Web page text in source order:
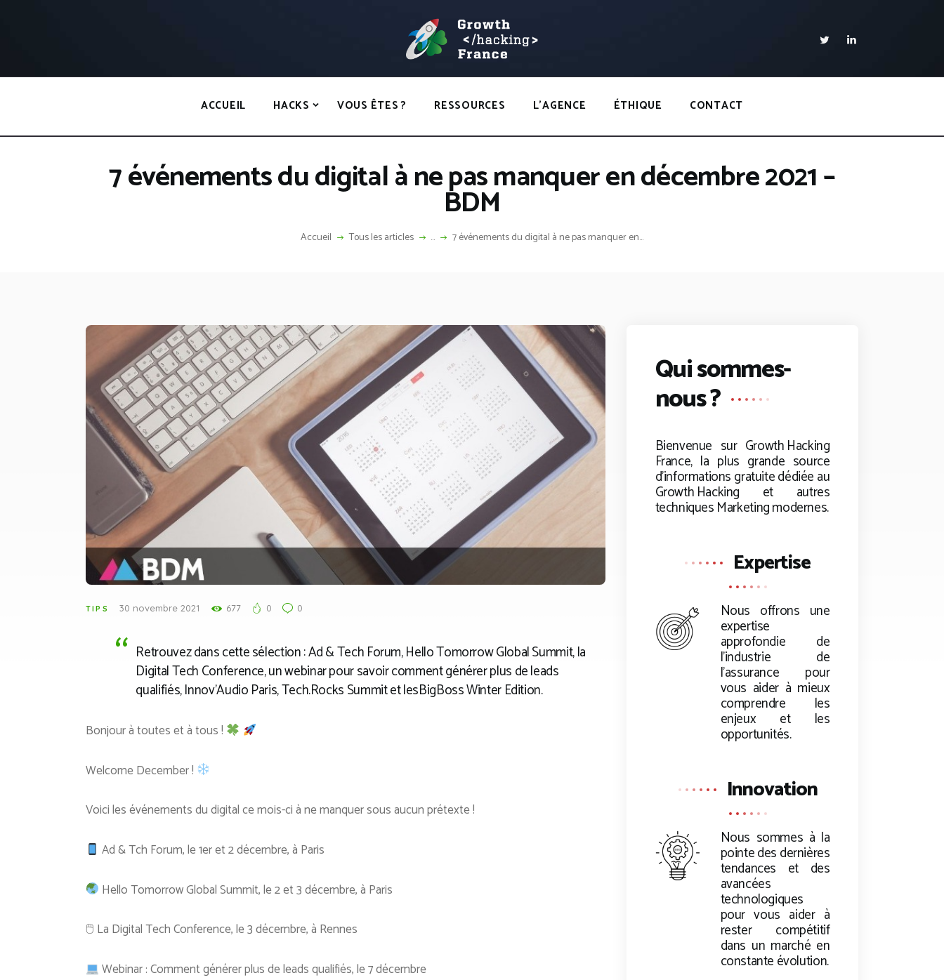
ACCUEIL HACKS VOUS ÊTES ? RESSOURCES L’AGENCE ÉTHIQUE CONTACT
7 événements du digital à ne pas manquer en décembre 2021 –
BDM
Accueil Tous les articles ... 7 événements du digital à ne pas manquer en...
GROWTH HACKING FRANCE
VOUS ÊTES ?
RESSOURCES
CONTACT
TIPS 30 novembre 2021 677 0 0
Retrouvez dans cette sélection : Ad & Tech Forum, Hello Tomorrow Global Summit, la
Digital Tech Conference, un webinar pour savoir comment générer plus de leads
qualifiés, Innov’Audio Paris, Tech.Rocks Summit et lesBigBoss Winter Edition.
Bonjour à toutes et à tous !
Welcome December !
Voici les événements du digital ce mois-ci à ne manquer sous aucun prétexte !
Ad & Tch Forum, le 1er et 2 décembre, à Paris
Hello Tomorrow Global Summit, le 2 et 3 décembre, à Paris
🖱 La Digital Tech Conference, le 3 décembre, à Rennes
Webinar : Comment générer plus de leads qualifiés, le 7 décembre
Qui sommes-
nous ?
Bienvenue sur Growth Hacking
France, la plus grande source
d’informations gratuite dédiée au
Growth Hacking et autres
techniques Marketing modernes.
Expertise
Nous offrons une
expertise
approfondie de
l’industrie de
l’assurance pour
vous aider à mieux
comprendre les
enjeux et les
opportunités.
Innovation
Nous sommes à la
pointe des dernières
tendances et des
avancées
technologiques
pour vous aider à
rester compétitif
dans un marché en
constante évolution.